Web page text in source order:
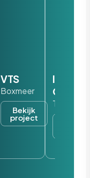
VTS
Boxmeer
Bekijk
project
Iris
Tilburg